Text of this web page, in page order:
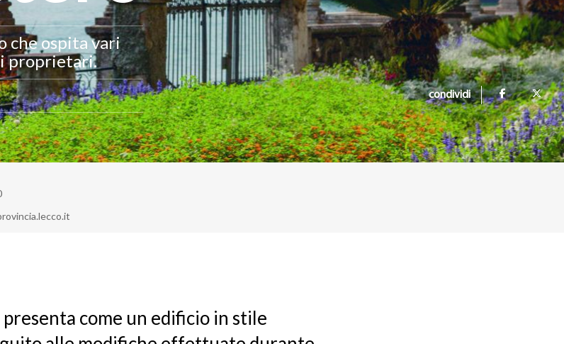
che ospita vari
proprietari.
condividi
presenta come un edificio in stile